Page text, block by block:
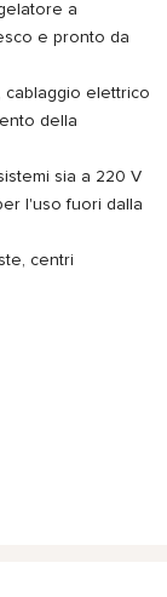
a
e pronto da
elettrico
della
sia a 220 V
l'uso fuori dalla
centri